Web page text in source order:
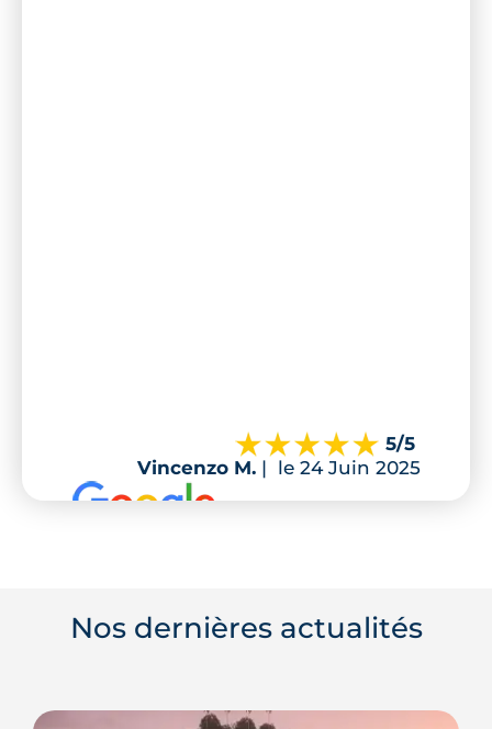
5/5
Vincenzo M. | le 24 Juin 2025
Nos dernières actualités